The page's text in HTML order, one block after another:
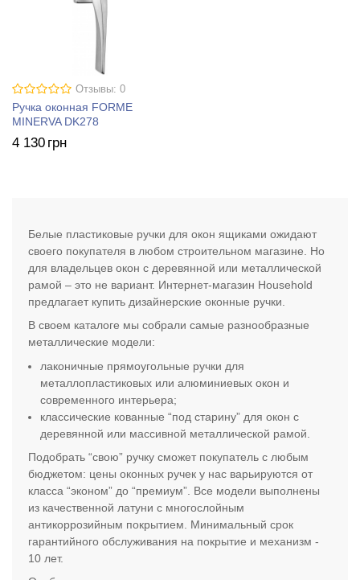
Отзывы: 0
Ручка оконная FORME
MINERVA DK278
4 130 грн
Белые пластиковые ручки для окон ящиками ожидают
своего покупателя в любом строительном магазине. Но
для владельцев окон с деревянной или металлической
рамой – это не вариант. Интернет-магазин Household
предлагает купить дизайнерские оконные ручки.
В своем каталоге мы собрали самые разнообразные
металлические модели:
лаконичные прямоугольные ручки для
металлопластиковых или алюминиевых окон и
современного интерьера;
классические кованные “под старину” для окон с
деревянной или массивной металлической рамой.
Подобрать “свою” ручку сможет покупатель с любым
бюджетом: цены оконных ручек у нас варьируются от
класса “эконом” до “премиум”. Все модели выполнены
из качественной латуни с многослойным
антикоррозийным покрытием. Минимальный срок
гарантийного обслуживания на покрытие и механизм -
10 лет.